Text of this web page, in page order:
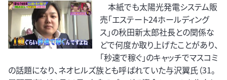
本紙でも太陽光発電システム販
売「エステート24ホールディング
ス」の秋田新太郎社長との関係な
どで何度か取り上げたことがあり、
「秒速で稼ぐ」のキャッチでマスコミ
の話題になり、ネオヒルズ族とも呼ばれていた与沢翼氏（31。